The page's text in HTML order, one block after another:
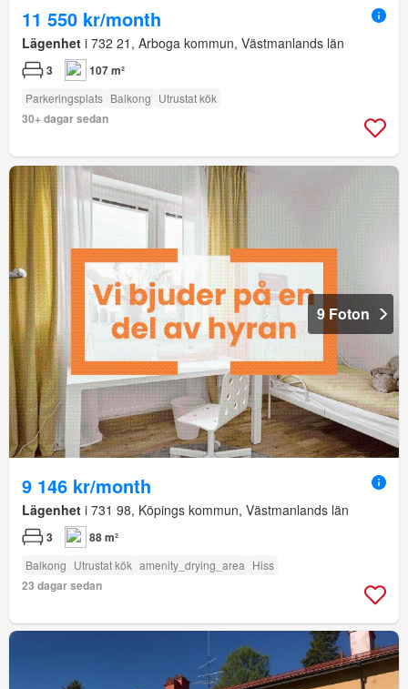
11 550 kr/month
Lägenhet i 732 21, Arboga kommun, Västmanlands län
3 107 m²
Parkeringsplats Balkong Utrustat kök
30+ dagar sedan
9 Foton
9 146 kr/month
Lägenhet i 731 98, Köpings kommun, Västmanlands län
3 88 m²
Balkong Utrustat kök amenity_drying_area Hiss
23 dagar sedan